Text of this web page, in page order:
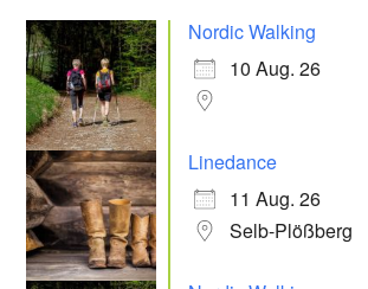
Nordic Walking
10 Aug. 26
Linedance
11 Aug. 26
Selb-Plößberg